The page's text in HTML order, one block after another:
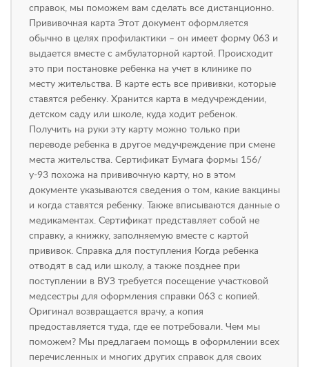
справок, мы поможем вам сделать все дистанционно.
Прививочная карта Этот документ оформляется
обычно в целях профилактики – он имеет форму 063 и
выдается вместе с амбулаторной картой. Происходит
это при постановке ребенка на учет в клинике по
месту жительства. В карте есть все прививки, которые
ставятся ребенку. Хранится карта в медучреждении,
детском саду или школе, куда ходит ребенок.
Получить на руки эту карту можно только при
переводе ребенка в другое медучреждение при смене
места жительства. Сертификат Бумага формы 156/
у-93 похожа на прививочную карту, но в этом
документе указываются сведения о том, какие вакцины
и когда ставятся ребенку. Также вписываются данные о
медикаментах. Сертификат представляет собой не
справку, а книжку, заполняемую вместе с картой
прививок. Справка для поступления Когда ребенка
отводят в сад или школу, а также позднее при
поступлении в ВУЗ требуется посещение участковой
медсестры для оформления справки 063 с копией.
Оригинал возвращается врачу, а копия
предоставляется туда, где ее потребовали. Чем мы
поможем? Мы предлагаем помощь в оформлении всех
перечисленных и многих других справок для своих